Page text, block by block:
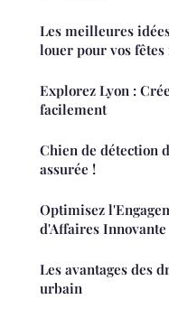
Les meilleures
louer pour vos
Explorez Lyon :
facilement
Chien de détection
assurée !
Optimisez
d'Affaires Innovante
Les avantages des
urbain